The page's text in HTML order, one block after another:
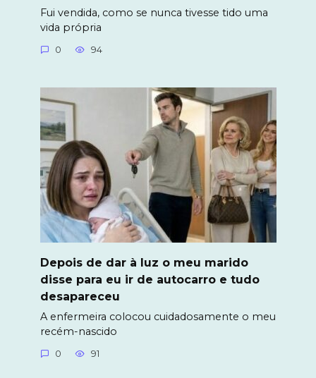
Fui vendida, como se nunca tivesse tido uma
vida própria
0 94
Depois de dar à luz o meu marido
disse para eu ir de autocarro e tudo
desapareceu
A enfermeira colocou cuidadosamente o meu
recém-nascido
0 91